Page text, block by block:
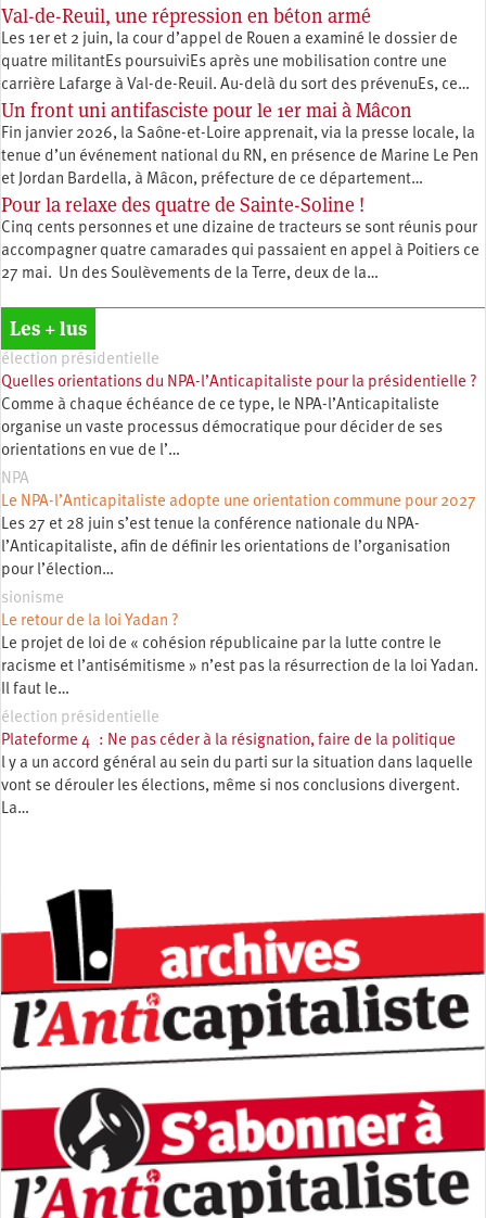
Val-de-Reuil, une répression en béton armé
Les 1er et 2 juin, la cour d’appel de Rouen a examiné le dossier de
quatre militantEs poursuiviEs après une mobilisation contre une
carrière Lafarge à Val-de-Reuil. Au-delà du sort des prévenuEs, ce…
Un front uni antifasciste pour le 1er mai à Mâcon
Fin janvier 2026, la Saône-et-Loire apprenait, via la presse locale, la
tenue d’un événement national du RN, en présence de Marine Le Pen
et Jordan Bardella, à Mâcon, préfecture de ce département…
Pour la relaxe des quatre de Sainte-Soline !
Cinq cents personnes et une dizaine de tracteurs se sont réunis pour
accompagner quatre camarades qui passaient en appel à Poitiers ce
27 mai. Un des Soulèvements de la Terre, deux de la…
Les + lus
élection présidentielle
Quelles orientations du NPA-l’Anticapitaliste pour la présidentielle ?
Comme à chaque échéance de ce type, le NPA-l’Anticapitaliste
organise un vaste processus démocratique pour décider de ses
orientations en vue de l’…
NPA
Le NPA-l’Anticapitaliste adopte une orientation commune pour 2027
Les 27 et 28 juin s’est tenue la conférence nationale du NPA-
l’Anticapitaliste, afin de définir les orientations de l’organisation
pour l’élection…
sionisme
Le retour de la loi Yadan ?
Le projet de loi de « cohésion républicaine par la lutte contre le
racisme et l’antisémitisme » n’est pas la résurrection de la loi Yadan.
Il faut le…
élection présidentielle
Plateforme 4 : Ne pas céder à la résignation, faire de la politique
l y a un accord général au sein du parti sur la situation dans laquelle
vont se dérouler les élections, même si nos conclusions divergent.
La…